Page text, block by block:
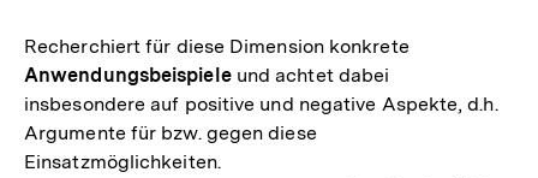
Recherchiert für diese Dimension konkrete
Anwendungsbeispiele und achtet dabei
insbesondere auf positive und negative Aspekte, d.h.
Argumente für bzw. gegen diese
Einsatzmöglichkeiten.